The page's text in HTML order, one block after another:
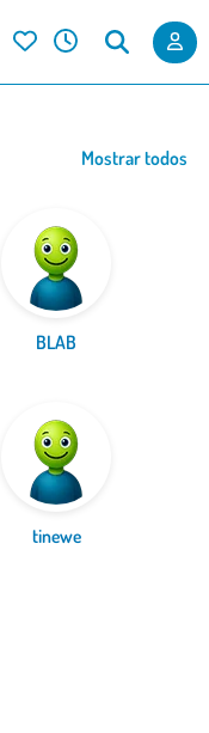
Mostrar todos
BLAB
tinewe